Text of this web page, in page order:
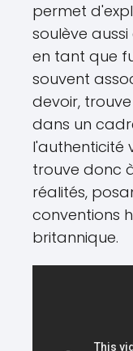
permet
soulève
en tant que
souvent
devoir,
dans un
l'authenticité
trouve donc
réalités,
conventions
britannique.